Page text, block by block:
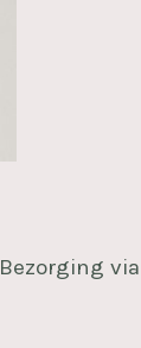
Bezorging